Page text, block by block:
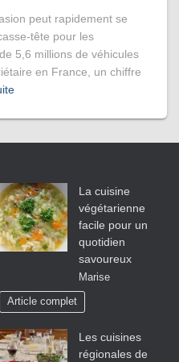
peut rapidement se
tête pour les
5,6 millions de véhicules
en France, un chiffre
La cuisine
végétarienne
facile pour un
quotidien
savoureux
Marise
Article complet
Les cuisines
régionales de